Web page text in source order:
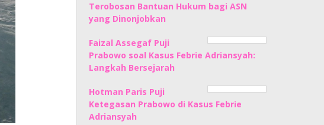
Terobosan Bantuan Hukum bagi ASN
yang Dinonjobkan
Faizal Assegaf Puji
Prabowo soal Kasus Febrie Adriansyah:
Langkah Bersejarah
Hotman Paris Puji
Ketegasan Prabowo di Kasus Febrie
Adriansyah